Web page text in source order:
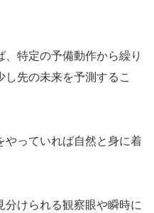
特定の予備動作から繰り
先の未来を予測するこ
やっていれば自然と身に着
けられる観察眼や瞬時に